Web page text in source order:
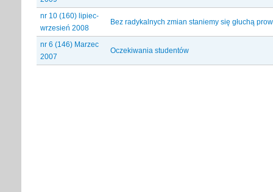
nr 10 (160) lipiec-
wrzesień 2008
Bez radykalnych zmian staniemy się głuchą
nr 6 (146) Marzec
2007
Oczekiwania studentów